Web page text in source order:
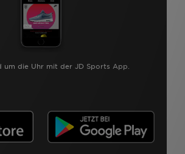
um die Uhr mit der JD Sports App.